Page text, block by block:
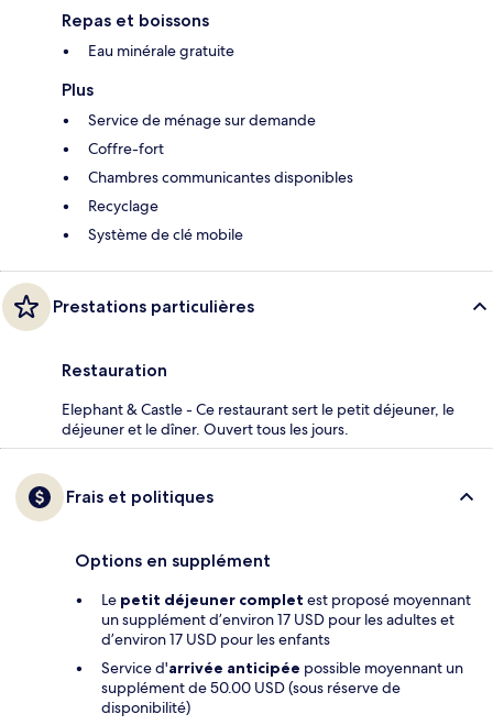
Repas et boissons
Eau minérale gratuite
Plus
Service de ménage sur demande
Coffre-fort
Chambres communicantes disponibles
Recyclage
Système de clé mobile
Prestations particulières
Restauration
Elephant & Castle - Ce restaurant sert le petit déjeuner, le
déjeuner et le dîner. Ouvert tous les jours.
Frais et politiques
Options en supplément
Le petit déjeuner complet est proposé moyennant
un supplément d’environ 17 USD pour les adultes et
d’environ 17 USD pour les enfants
Service d'arrivée anticipée possible moyennant un
supplément de 50.00 USD (sous réserve de
disponibilité)